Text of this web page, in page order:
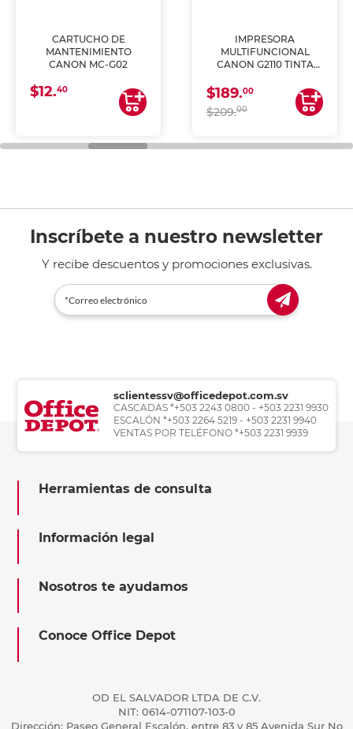
CARTUCHO DE
MANTENIMIENTO
CANON MC-G02
$12.40
IMPRESORA
MULTIFUNCIONAL
CANON G2110 TINTA
$189.00
$209.00
Inscríbete a nuestro newsletter
Y recibe descuentos y promociones exclusivas.
sclientessv@officedepot.com.sv
CASCADAS *+503 2243 0800 - +503 2231 9930
ESCALÓN *+503 2264 5219 - +503 2231 9940
VENTAS POR TELÉFONO *+503 2231 9939
Herramientas de consulta
Información legal
Nosotros te ayudamos
Conoce Office Depot
OD EL SALVADOR LTDA DE C.V.
NIT: 0614-071107-103-0
Dirección: Paseo General Escalón, entre 83 y 85 Avenida Sur No